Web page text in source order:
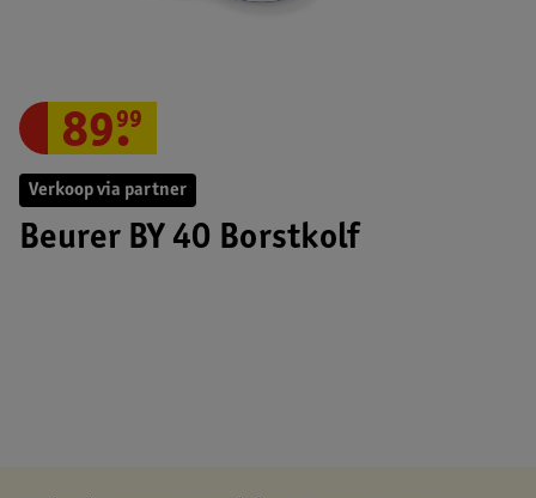
Verkoop via partner
Beurer BY 40 Borstkolf
89.
99